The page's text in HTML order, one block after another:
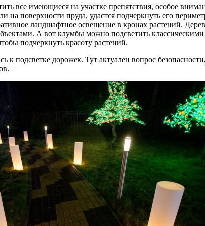
все имеющиеся на участке препятствия, особое
на поверхности пруда, удастся подчеркнуть его
ландшафтное освещение в кронах растений.
А вот клумбы можно подсветить классическими
подчеркнуть красоту растений.
к подсветке дорожек. Тут актуален вопрос